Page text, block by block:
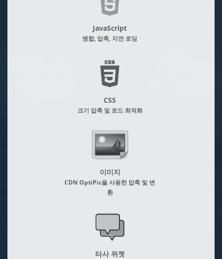
JavaScript
병합, 압축, 지연 로딩
CSS
크기 압축 및 로드 최적화
이미지
CDN OptiPic을 사용한 압축 및 변
환
타사 위젯